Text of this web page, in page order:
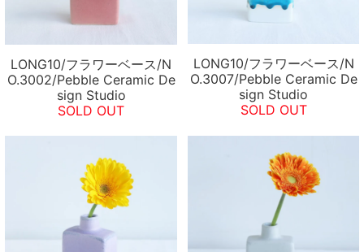
LONG10/フラワーベース/N
O.3002/Pebble Ceramic De
sign Studio
SOLD OUT
LONG10/フラワーベース/N
O.3007/Pebble Ceramic De
sign Studio
SOLD OUT